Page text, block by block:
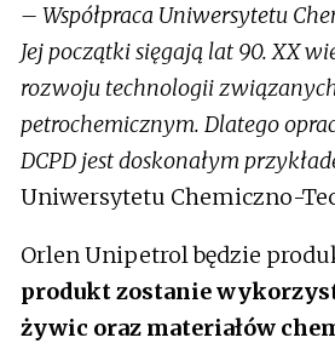
pozwala na stworzenie
transportu publicznego
przeładunkowych i
– Współpraca Uniwersytetu
Jej początki sięgają lat 90. XX
rozwoju technologii
petrochemicznym. Dlatego
DCPD jest doskonałym
Uniwersytetu Chemiczno-
Orlen Unipetrol będzie
produkt zostanie
żywic oraz materiałów